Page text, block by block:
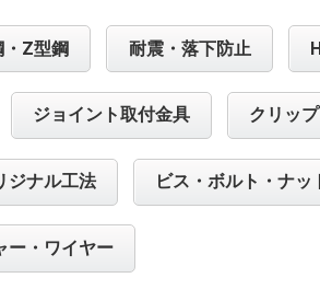
・Z型鋼 耐震・落下防止
ジョイント取付金具 クリップ
ジナル工法 ビス・ボルト・ナッ
ー・ワイヤー